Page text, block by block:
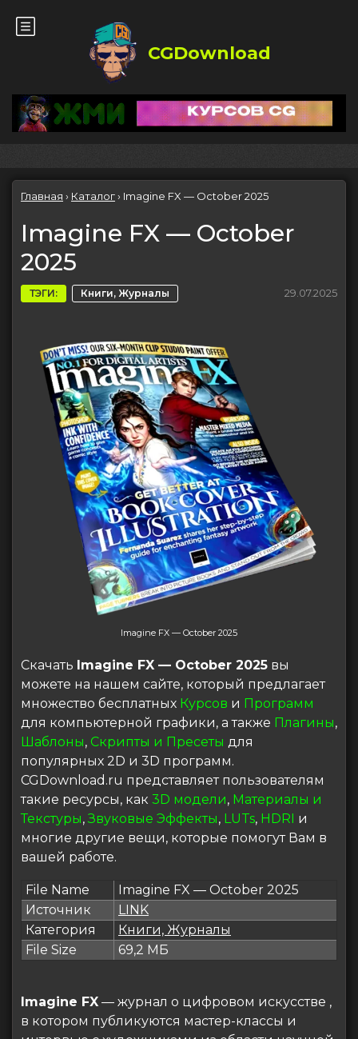
CGDownload
Главная › Каталог› Imagine FX — October 2025
Imagine FX — October
2025
ТЭГИ: Книги, Журналы 29.07.2025
Imagine FX — October 2025
Скачать Imagine FX — October 2025 вы
можете на нашем сайте, который предлагает
множество бесплатных Курсов и Программ
для компьютерной графики, а также Плагины,
Шаблоны, Скрипты и Пресеты для
популярных 2D и 3D программ.
CGDownload.ru представляет пользователям
такие ресурсы, как 3D модели, Материалы и
Текстуры,Звуковые Эффекты, LUTs, HDRI и
многие другие вещи, которые помогут Вам в
вашей работе.
File Name
Imagine FX — October 2025
Источник
LINK
Категория
Книги, Журналы
File Size
69,2 МБ
Imagine FX — журнал о цифровом искусстве ,
в котором публикуются мастер-классы и